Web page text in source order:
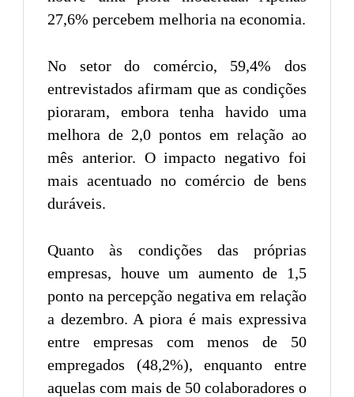
27,6% percebem melhoria na economia.
No setor do comércio, 59,4% dos
entrevistados afirmam que as condições
pioraram, embora tenha havido uma
melhora de 2,0 pontos em relação ao
mês anterior. O impacto negativo foi
mais acentuado no comércio de bens
duráveis.
Quanto às condições das próprias
empresas, houve um aumento de 1,5
ponto na percepção negativa em relação
a dezembro. A piora é mais expressiva
entre empresas com menos de 50
empregados (48,2%), enquanto entre
aquelas com mais de 50 colaboradores o